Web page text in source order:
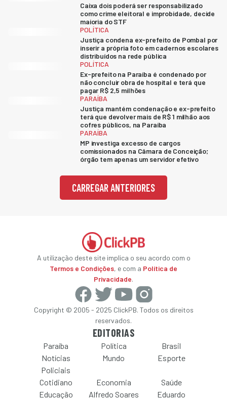
Caixa dois poderá ser responsabilizado
como crime eleitoral e improbidade, decide
maioria do STF
POLÍTICA
Justiça condena ex-prefeito de Pombal por
inserir a própria foto em cadernos escolares
distribuídos na rede pública
POLÍTICA
Ex-prefeito na Paraíba é condenado por
não concluir obra de hospital e terá que
pagar R$ 2,5 milhões
PARAÍBA
Justiça mantém condenação e ex-prefeito
terá que devolver mais de R$ 1 milhão aos
cofres públicos, na Paraíba
PARAÍBA
MP investiga excesso de cargos
comissionados na Câmara de Conceição;
órgão tem apenas um servidor efetivo
CARREGAR ANTERIORES
A utilização deste site implica o seu acordo com o
Termos e Condições, e com a Política de
Privacidade.
Copyright © 2005 - 2025 ClickPB. Todos os direitos
reservados.
EDITORIAS
Paraíba Política
Brasil
Notícias
Policiais
Mundo Esporte
Cotidiano Economia
Saúde
Educação
Alfredo Soares Eduardo